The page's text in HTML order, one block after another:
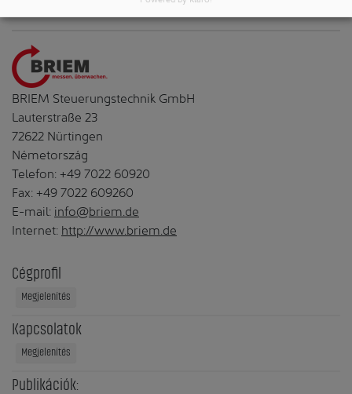
BRIEM Steuerungstechnik GmbH
Lauterstraße 23
72622 Nürtingen
Németország
Telefon: +49 7022 60920
Fax: +49 7022 609260
E-mail: info@briem.de
Internet: http://www.briem.de
Cégprofil
Megjelenítés
Kapcsolatok
Megjelenítés
Publikációk: